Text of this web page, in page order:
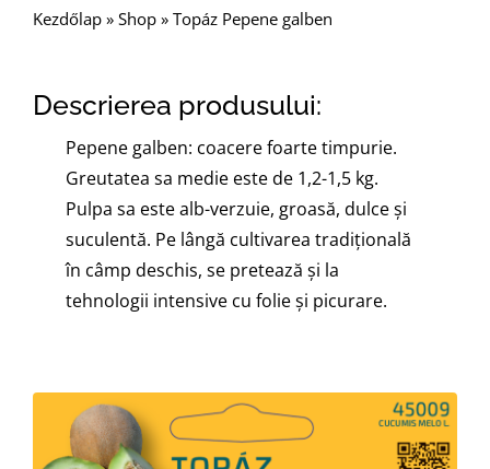
Kezdőlap » Shop » Topáz Pepene galben
Descrierea produsului:
Pepene galben: coacere foarte timpurie.
Greutatea sa medie este de 1,2-1,5 kg.
Pulpa sa este alb-verzuie, groasă, dulce și
suculentă. Pe lângă cultivarea tradițională
în câmp deschis, se pretează şi la
tehnologii intensive cu folie şi picurare.